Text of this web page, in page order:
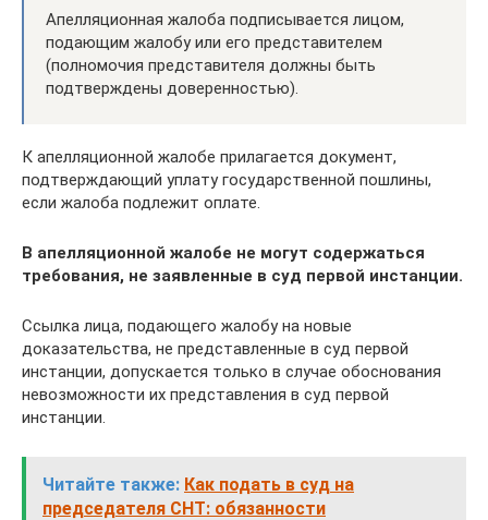
Апелляционная жалоба подписывается лицом,
подающим жалобу или его представителем
(полномочия представителя должны быть
подтверждены доверенностью).
К апелляционной жалобе прилагается документ,
подтверждающий уплату государственной пошлины,
если жалоба подлежит оплате.
В апелляционной жалобе не могут содержаться
требования, не заявленные в суд первой инстанции.
Ссылка лица, подающего жалобу на новые
доказательства, не представленные в суд первой
инстанции, допускается только в случае обоснования
невозможности их представления в суд первой
инстанции.
Читайте также: Как подать в суд на
председателя СНТ: обязанности